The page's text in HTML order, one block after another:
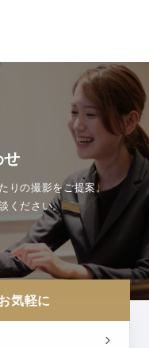
せ
りの撮影をご提案。
ください。
気軽に